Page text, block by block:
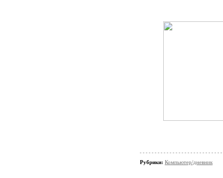
Рубрики: Компьютер/дневник